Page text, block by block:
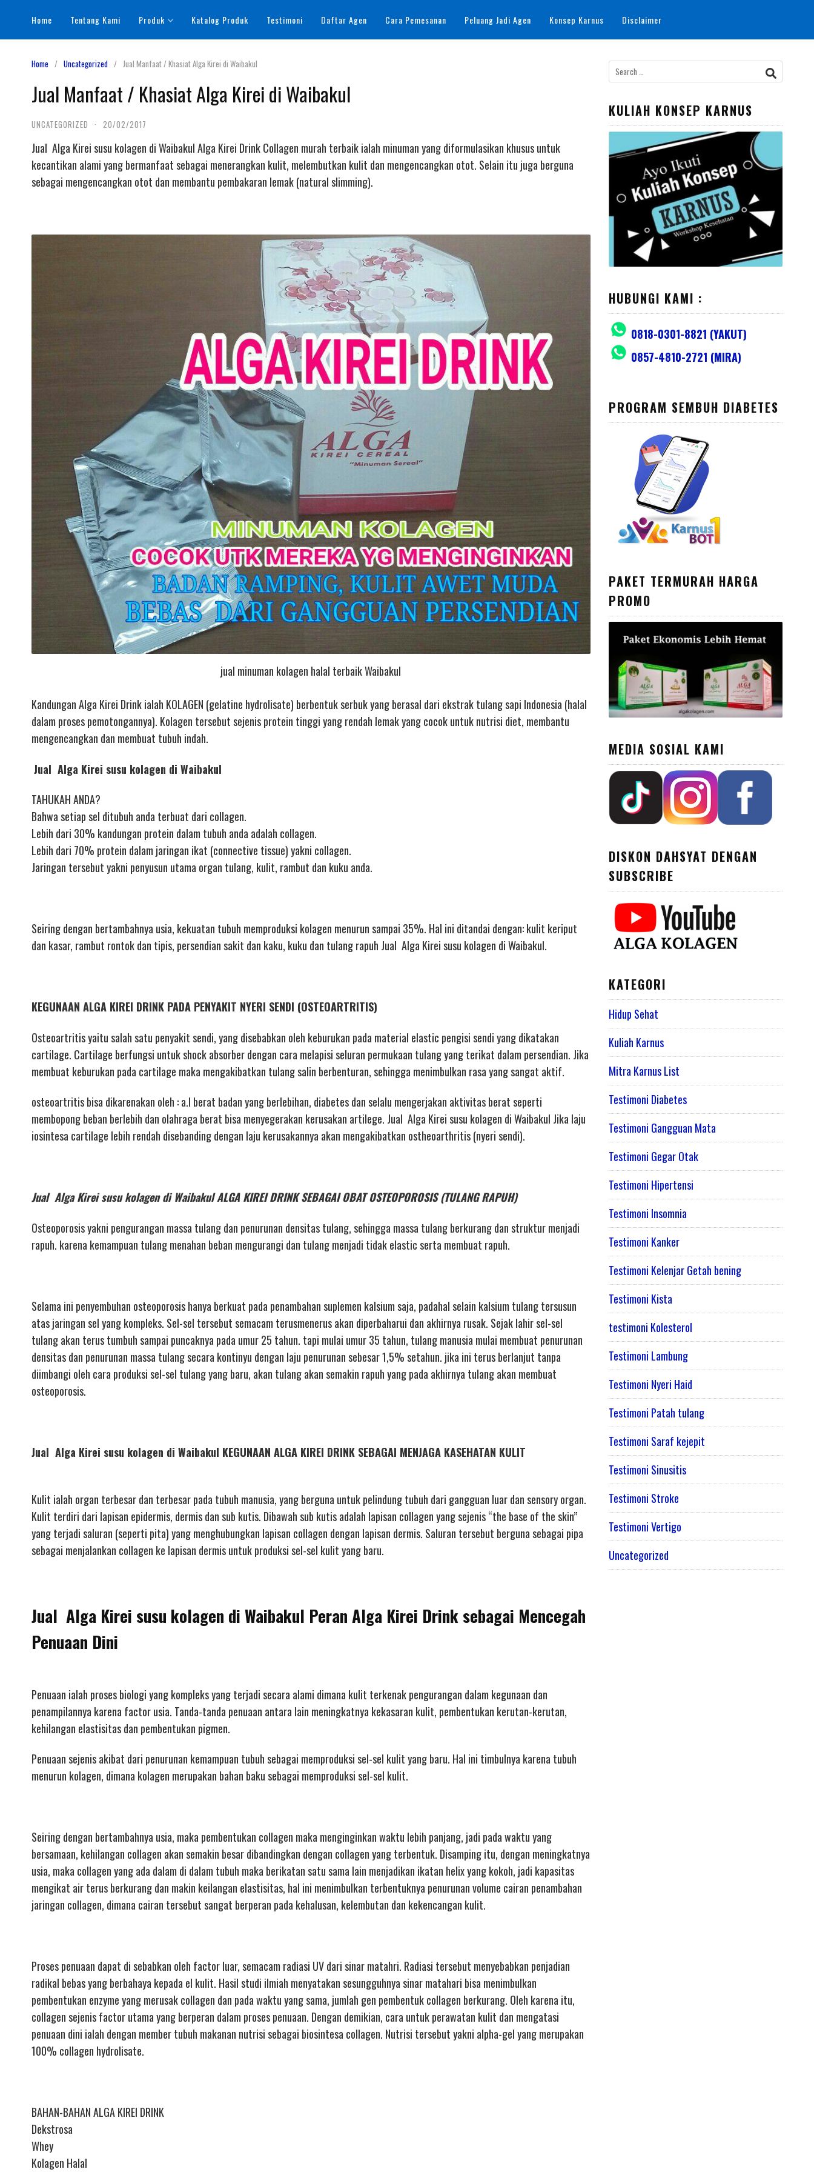
content
Home Tentang Kami Produk Katalog Produk Testimoni Daftar Agen Cara Pemesanan Peluang Jadi Agen Konsep Karnus Disclaimer
Home Uncategorized Jual Manfaat / Khasiat Alga Kirei di Waibakul
Jual Manfaat / Khasiat Alga Kirei di Waibakul
UNCATEGORIZED · 20/02/2017
Jual Alga Kirei susu kolagen di Waibakul Alga Kirei Drink Collagen murah terbaik ialah minuman yang diformulasikan khusus untuk
kecantikan alami yang bermanfaat sebagai menerangkan kulit, melembutkan kulit dan mengencangkan otot. Selain itu juga berguna
sebagai mengencangkan otot dan membantu pembakaran lemak (natural slimming).
jual minuman kolagen halal terbaik Waibakul
Kandungan Alga Kirei Drink ialah KOLAGEN (gelatine hydrolisate) berbentuk serbuk yang berasal dari ekstrak tulang sapi Indonesia (halal
dalam proses pemotongannya). Kolagen tersebut sejenis protein tinggi yang rendah lemak yang cocok untuk nutrisi diet, membantu
mengencangkan dan membuat tubuh indah.
Jual Alga Kirei susu kolagen di Waibakul
TAHUKAH ANDA?
Bahwa setiap sel ditubuh anda terbuat dari collagen.
Lebih dari 30% kandungan protein dalam tubuh anda adalah collagen.
Lebih dari 70% protein dalam jaringan ikat (connective tissue) yakni collagen.
Jaringan tersebut yakni penyusun utama organ tulang, kulit, rambut dan kuku anda.
Seiring dengan bertambahnya usia, kekuatan tubuh memproduksi kolagen menurun sampai 35%. Hal ini ditandai dengan: kulit keriput
dan kasar, rambut rontok dan tipis, persendian sakit dan kaku, kuku dan tulang rapuh Jual Alga Kirei susu kolagen di Waibakul.
KEGUNAAN ALGA KIREI DRINK PADA PENYAKIT NYERI SENDI (OSTEOARTRITIS)
Osteoartritis yaitu salah satu penyakit sendi, yang disebabkan oleh keburukan pada material elastic pengisi sendi yang dikatakan
cartilage. Cartilage berfungsi untuk shock absorber dengan cara melapisi seluran permukaan tulang yang terikat dalam persendian. Jika
membuat keburukan pada cartilage maka mengakibatkan tulang salin berbenturan, sehingga menimbulkan rasa yang sangat aktif.
osteoartritis bisa dikarenakan oleh : a.l berat badan yang berlebihan, diabetes dan selalu mengerjakan aktivitas berat seperti
membopong beban berlebih dan olahraga berat bisa menyegerakan kerusakan artilege. Jual Alga Kirei susu kolagen di Waibakul Jika laju
iosintesa cartilage lebih rendah disebanding dengan laju kerusakannya akan mengakibatkan ostheoarthritis (nyeri sendi).
Jual Alga Kirei susu kolagen di Waibakul ALGA KIREI DRINK SEBAGAI OBAT OSTEOPOROSIS (TULANG RAPUH)
Osteoporosis yakni pengurangan massa tulang dan penurunan densitas tulang, sehingga massa tulang berkurang dan struktur menjadi
rapuh. karena kemampuan tulang menahan beban mengurangi dan tulang menjadi tidak elastic serta membuat rapuh.
Selama ini penyembuhan osteoporosis hanya berkuat pada penambahan suplemen kalsium saja, padahal selain kalsium tulang tersusun
atas jaringan sel yang kompleks. Sel-sel tersebut semacam terusmenerus akan diperbaharui dan akhirnya rusak. Sejak lahir sel-sel
tulang akan terus tumbuh sampai puncaknya pada umur 25 tahun. tapi mulai umur 35 tahun, tulang manusia mulai membuat penurunan
densitas dan penurunan massa tulang secara kontinyu dengan laju penurunan sebesar 1,5% setahun. jika ini terus berlanjut tanpa
diimbangi oleh cara produksi sel-sel tulang yang baru, akan tulang akan semakin rapuh yang pada akhirnya tulang akan membuat
osteoporosis.
Jual Alga Kirei susu kolagen di Waibakul KEGUNAAN ALGA KIREI DRINK SEBAGAI MENJAGA KASEHATAN KULIT
Kulit ialah organ terbesar dan terbesar pada tubuh manusia, yang berguna untuk pelindung tubuh dari gangguan luar dan sensory organ.
Kulit terdiri dari lapisan epidermis, dermis dan sub kutis. Dibawah sub kutis adalah lapisan collagen yang sejenis “the base of the skin”
yang terjadi saluran (seperti pita) yang menghubungkan lapisan collagen dengan lapisan dermis. Saluran tersebut berguna sebagai pipa
sebagai menjalankan collagen ke lapisan dermis untuk produksi sel-sel kulit yang baru.
Jual Alga Kirei susu kolagen di Waibakul Peran Alga Kirei Drink sebagai Mencegah
Penuaan Dini
Penuaan ialah proses biologi yang kompleks yang terjadi secara alami dimana kulit terkenak pengurangan dalam kegunaan dan
penampilannya karena factor usia. Tanda-tanda penuaan antara lain meningkatnya kekasaran kulit, pembentukan kerutan-kerutan,
kehilangan elastisitas dan pembentukan pigmen.
Penuaan sejenis akibat dari penurunan kemampuan tubuh sebagai memproduksi sel-sel kulit yang baru. Hal ini timbulnya karena tubuh
menurun kolagen, dimana kolagen merupakan bahan baku sebagai memproduksi sel-sel kulit.
Seiring dengan bertambahnya usia, maka pembentukan collagen maka menginginkan waktu lebih panjang, jadi pada waktu yang
bersamaan, kehilangan collagen akan semakin besar dibandingkan dengan collagen yang terbentuk. Disamping itu, dengan meningkatnya
usia, maka collagen yang ada dalam di dalam tubuh maka berikatan satu sama lain menjadikan ikatan helix yang kokoh, jadi kapasitas
mengikat air terus berkurang dan makin keilangan elastisitas, hal ini menimbulkan terbentuknya penurunan volume cairan penambahan
jaringan collagen, dimana cairan tersebut sangat berperan pada kehalusan, kelembutan dan kekencangan kulit.
Proses penuaan dapat di sebabkan oleh factor luar, semacam radiasi UV dari sinar matahri. Radiasi tersebut menyebabkan penjadian
radikal bebas yang berbahaya kepada el kulit. Hasil studi ilmiah menyatakan sesungguhnya sinar matahari bisa menimbulkan
pembentukan enzyme yang merusak collagen dan pada waktu yang sama, jumlah gen pembentuk collagen berkurang. Oleh karena itu,
collagen sejenis factor utama yang berperan dalam proses penuaan. Dengan demikian, cara untuk perawatan kulit dan mengatasi
penuaan dini ialah dengan member tubuh makanan nutrisi sebagai biosintesa collagen. Nutrisi tersebut yakni alpha-gel yang merupakan
100% collagen hydrolisate.
BAHAN-BAHAN ALGA KIREI DRINK
Dekstrosa
Whey
Kolagen Halal
Search
for:
KULIAH KONSEP KARNUS
HUBUNGI KAMI :
0818-0301-8821 (YAKUT)
0857-4810-2721 (MIRA)
PROGRAM SEMBUH DIABETES
PAKET TERMURAH HARGA
PROMO
MEDIA SOSIAL KAMI
DISKON DAHSYAT DENGAN
SUBSCRIBE
KATEGORI
Hidup Sehat
Kuliah Karnus
Mitra Karnus List
Testimoni Diabetes
Testimoni Gangguan Mata
Testimoni Gegar Otak
Testimoni Hipertensi
Testimoni Insomnia
Testimoni Kanker
Testimoni Kelenjar Getah bening
Testimoni Kista
testimoni Kolesterol
Testimoni Lambung
Testimoni Nyeri Haid
Testimoni Patah tulang
Testimoni Saraf kejepit
Testimoni Sinusitis
Testimoni Stroke
Testimoni Vertigo
Uncategorized